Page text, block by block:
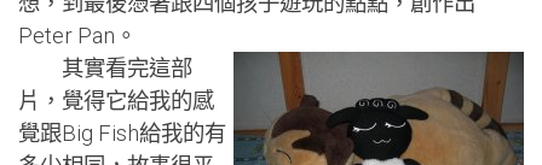
Peter Pan。
其實看完這部
片，覺得它給我的感
覺跟Big Fish給我的有